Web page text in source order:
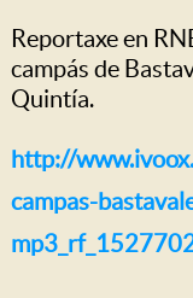
Reportaxe en
campás de
Quintía.
http://
campas-